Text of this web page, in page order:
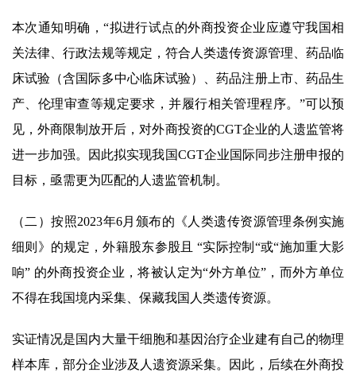
本次通知明确，“拟进行试点的外商投资企业应遵守我国相
关法律、行政法规等规定，符合人类遗传资源管理、药品临
床试验（含国际多中心临床试验）、药品注册上市、药品生
产、伦理审查等规定要求，并履行相关管理程序。”可以预
见，外商限制放开后，对外商投资的CGT企业的人遗监管将
进一步加强。因此拟实现我国CGT企业国际同步注册申报的
目标，亟需更为匹配的人遗监管机制。
（二）按照2023年6月颁布的《人类遗传资源管理条例实施
细则》的规定，外籍股东参股且 “实际控制“或“施加重大影
响” 的外商投资企业，将被认定为“外方单位”，而外方单位
不得在我国境内采集、保藏我国人类遗传资源。
实证情况是国内大量干细胞和基因治疗企业建有自己的物理
样本库，部分企业涉及人遗资源采集。因此，后续在外商投